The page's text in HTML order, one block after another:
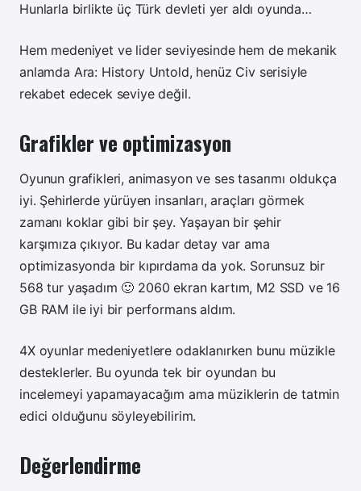
Hunlarla birlikte üç Türk devleti yer aldı oyunda…
Hem medeniyet ve lider seviyesinde hem de mekanik
anlamda Ara: History Untold, henüz Civ serisiyle
rekabet edecek seviye değil.
Grafikler ve optimizasyon
Oyunun grafikleri, animasyon ve ses tasarımı oldukça
iyi. Şehirlerde yürüyen insanları, araçları görmek
zamanı koklar gibi bir şey. Yaşayan bir şehir
karşımıza çıkıyor. Bu kadar detay var ama
optimizasyonda bir kıpırdama da yok. Sorunsuz bir
568 tur yaşadım 🙂 2060 ekran kartım, M2 SSD ve 16
GB RAM ile iyi bir performans aldım.
4X oyunlar medeniyetlere odaklanırken bunu müzikle
desteklerler. Bu oyunda tek bir oyundan bu
incelemeyi yapamayacağım ama müziklerin de tatmin
edici olduğunu söyleyebilirim.
Değerlendirme